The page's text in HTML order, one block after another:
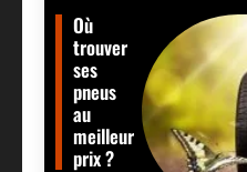
Où
trouver
ses
pneus
au
meilleur
prix ?